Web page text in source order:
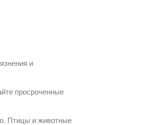
и
просроченные
Птицы и животные